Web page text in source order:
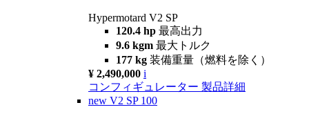
Hypermotard V2 SP
120.4 hp 最高出力
9.6 kgm 最大トルク
177 kg 装備重量（燃料を除く）
¥ 2,490,000 i
コンフィギュレーター 製品詳細
new V2 SP 100